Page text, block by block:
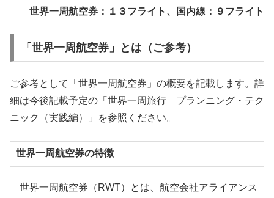
世界一周航空券：１３フライト、国内線：９フライト
「世界一周航空券」とは（ご参考）
ご参考として「世界一周航空券」の概要を記載します。詳
細は今後記載予定の「世界一周旅行 プランニング・テク
ニック（実践編）」を参照ください。
世界一周航空券の特徴
世界一周航空券（RWT）とは、航空会社アライアンス